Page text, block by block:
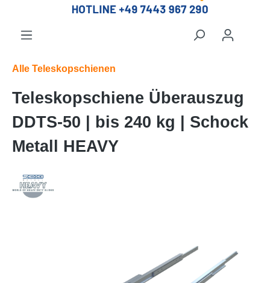
Alle Teleskopschienen
Teleskopschiene Überauszug
DDTS-50 | bis 240 kg | Schock
Metall HEAVY